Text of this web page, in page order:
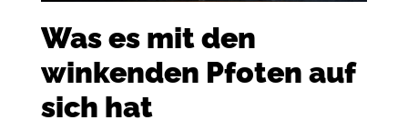
Was es mit den
winkenden Pfoten auf
sich hat